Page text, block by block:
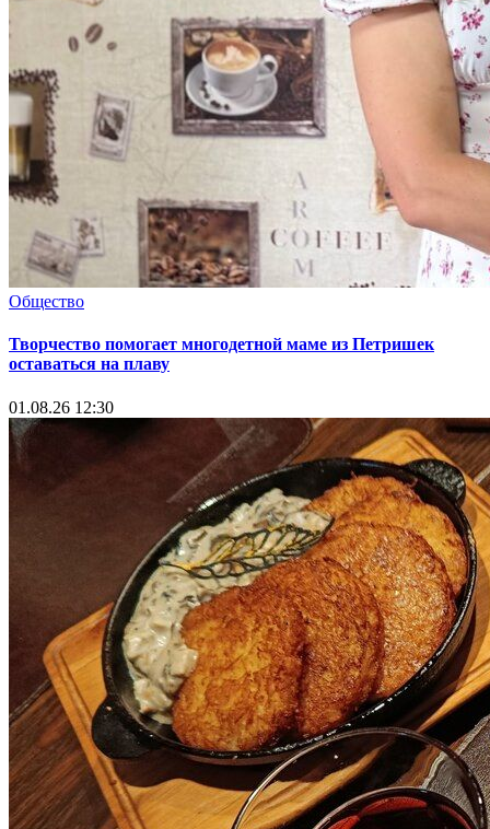
Общество
Творчество помогает многодетной маме из Петришек
оставаться на плаву
01.08.26 12:30